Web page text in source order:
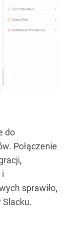
do
Połączenie
sprawiło,
Slacku.